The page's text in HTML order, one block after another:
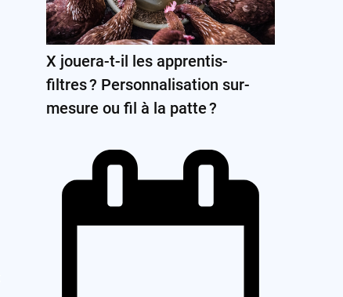
X jouera-t-il les apprentis-
filtres ? Personnalisation sur-
mesure ou fil à la patte ?